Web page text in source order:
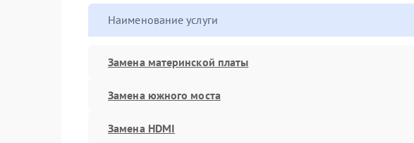
Наименование услуги
Замена материнской платы
Замена южного моста
Замена HDMI